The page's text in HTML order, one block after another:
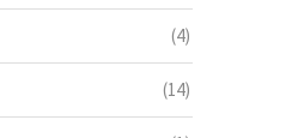
(4)
(14)